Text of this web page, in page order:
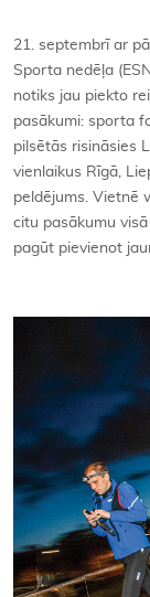
21. septembrī ar
Sporta nedēļa
notiks jau piekto
pasākumi: sporta
pilsētās risināsies
vienlaikus Rīgā,
peldējums. Vietnē
citu pasākumu
pagūt pievienot